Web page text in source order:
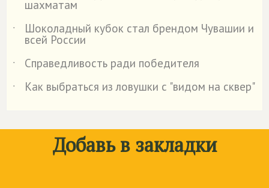
шахматам
˙
Шоколадный кубок стал брендом Чувашии и
всей России
˙
Справедливость ради победителя
˙
Как выбраться из ловушки с "видом на сквер"
Добавь в закладки